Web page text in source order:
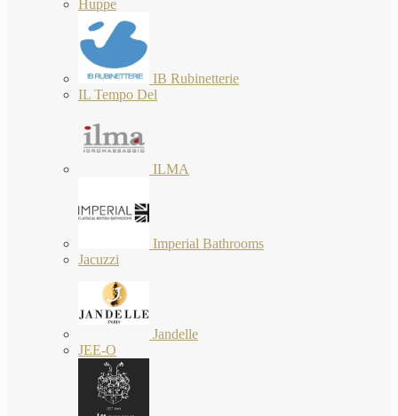
Huppe
IB Rubinetterie
IL Tempo Del
ILMA
Imperial Bathrooms
Jacuzzi
Jandelle
JEE-O